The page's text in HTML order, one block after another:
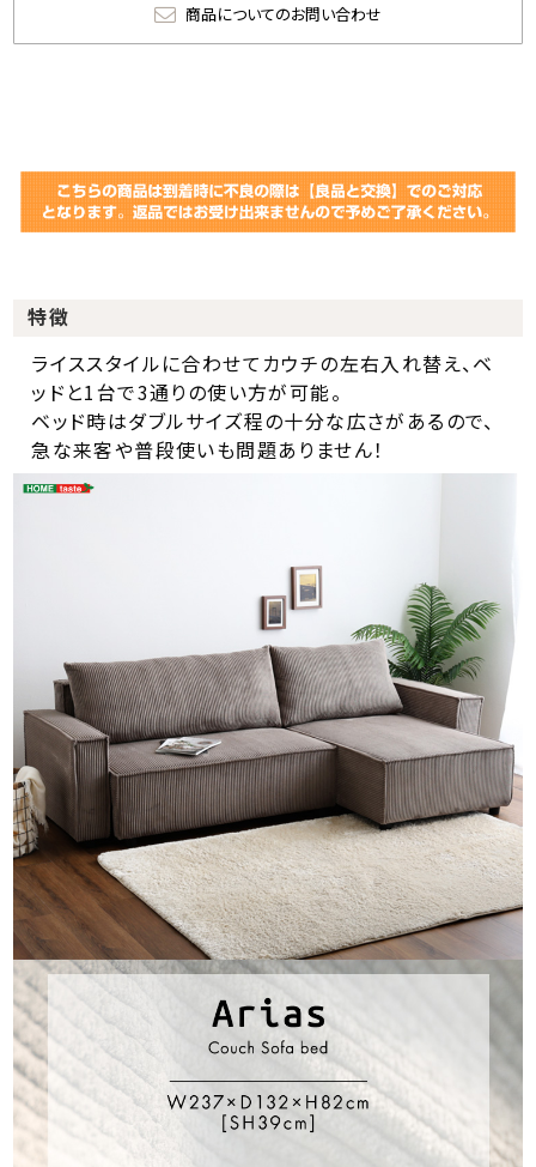
商品についてのお問い合わせ
特徴
ライススタイルに合わせてカウチの左右入れ替え、ベ
ッドと1台で3通りの使い方が可能。
ベッド時はダブルサイズ程の十分な広さがあるので、
急な来客や普段使いも問題ありません！